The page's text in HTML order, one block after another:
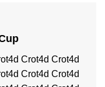
Crot4d Crot4d
Crot4d Crot4d